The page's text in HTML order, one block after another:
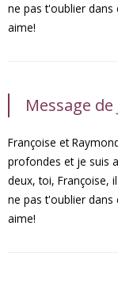
ne pas t'oublier dans
aime!
Message
Françoise et
profondes et je suis
deux, toi, Françoise,
ne pas t'oublier dans
aime!